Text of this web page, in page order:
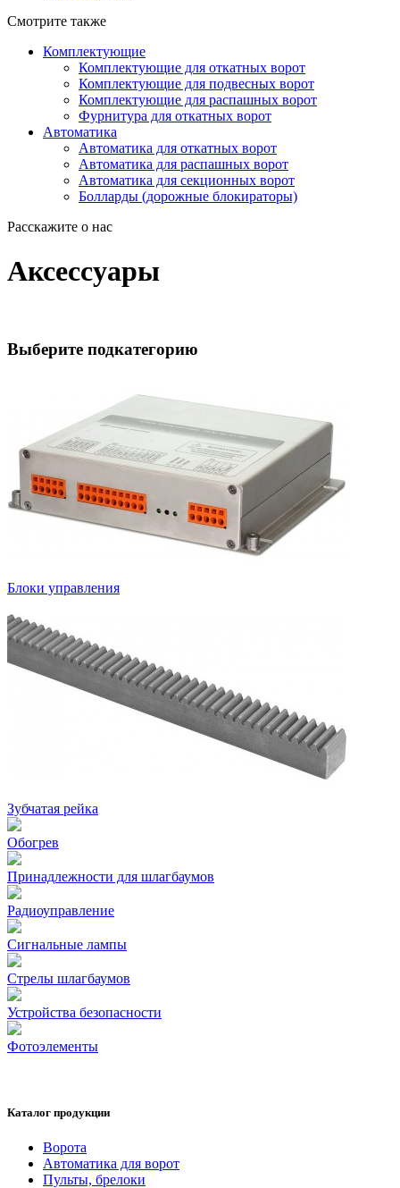
Смотрите также
Комплектующие
Комплектующие для откатных ворот
Комплектующие для подвесных ворот
Комплектующие для распашных ворот
Фурнитура для откатных ворот
Автоматика
Автоматика для откатных ворот
Автоматика для распашных ворот
Автоматика для секционных ворот
Болларды (дорожные блокираторы)
Расскажите о нас
Аксессуары
Выберите подкатегорию
Блоки управления
Зубчатая рейка
Обогрев
Принадлежности для шлагбаумов
Радиоуправление
Сигнальные лампы
Стрелы шлагбаумов
Устройства безопасности
Фотоэлементы
Каталог продукции
Ворота
Автоматика для ворот
Пульты, брелоки